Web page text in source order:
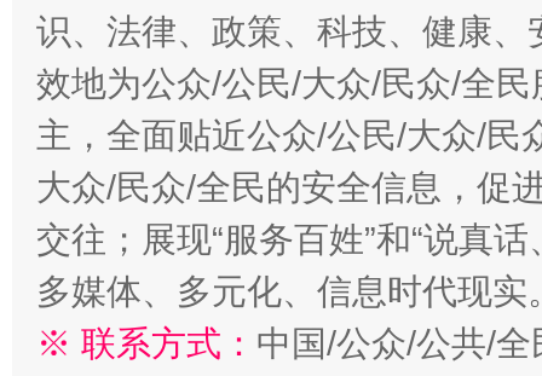
识、法律、政策、科技、健康
效地为公众/公民/大众/民众/全
主，全面贴近公众/公民/大众/民
大众/民众/全民的安全信息，促
交往；展现“服务百姓”和“说真
多媒体、多元化、信息时代现实
※ 联系方式： 中国/公众/公共/